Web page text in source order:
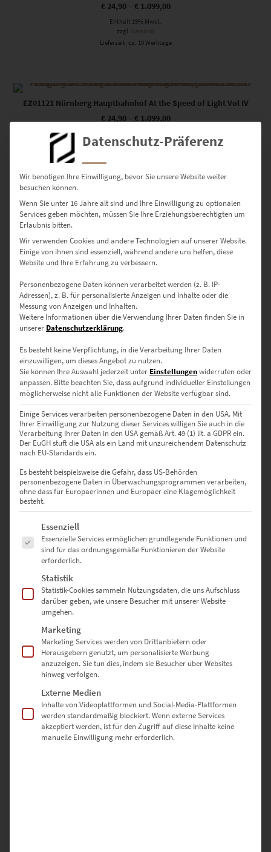
€24,90– €1.099,00
Enthält 19% Mwst.
zzgl. Versand
Lieferzeit: ca. 10 Werktage
Dieses Produkt weist mehrere Varianten auf. Die Optionen können auf der Produktseite gewählt werden
EZ01121 Nürnberg Hauptbahnhof At the Speed of Light Vol IV
€24,90– €1.099,00
zzgl. Versand
EZ01120 Nürnberg Frauentor At the Speed of Light
Enthält 19% Mwst.
zzgl.Versand
Lieferzeit: ca. 10 Werktage
Dieses Produkt weist mehrere Varianten auf. Die Optionen können auf der Produktseite gewählt werden
EZ01119 Nürnberg Bahnhofstraße At the Speed of Light
Enthält 19% Mwst.
Lieferzeit: ca. 10 Werktage
Dieses Produkt weist mehrere Varianten auf. Die Optionen können auf der Produktseite gewählt werden
EZ01118 Nürnberg Hauptbahnhof At the Speed of Light Vol III
Enthält 19% Mwst.
zzgl.
Versand
Lieferzeit: ca. 10 Werktage
EZ01116 Nürnberg Hauptbahnhof At the Speed of Light Vol II
zzgl.Versand
Lieferzeit: ca. 10 Werktage
Dieses Produkt weist mehrere Varianten auf. Die Optionen können auf der Produktseite gewählt werden
EZ01115 Nürnberg Hauptbahnhof At the Speed of Light
zzgl.Versand
Lieferzeit: ca. 10 Werktage
Datenschutz-Präferenz
Wir benötigen Ihre Einwilligung, bevor Sie unsere Website weiter
besuchen können.
Wenn Sie unter 16 Jahre alt sind und Ihre Einwilligung zu optionalen
Services geben möchten, müssen Sie Ihre Erziehungsberechtigten um
Erlaubnis bitten.
Wir verwenden Cookies und andere Technologien auf unserer Website.
Einige von ihnen sind essenziell, während andere uns helfen, diese
Website und Ihre Erfahrung zu verbessern.
Personenbezogene Daten können verarbeitet werden (z. B. IP-
Adressen), z. B. für personalisierte Anzeigen und Inhalte oder die
Messung von Anzeigen und Inhalten.
Weitere Informationen über die Verwendung Ihrer Daten finden Sie in
unserer Datenschutzerklärung.
Es besteht keine Verpflichtung, in die Verarbeitung Ihrer Daten
einzuwilligen, um dieses Angebot zu nutzen.
Sie können Ihre Auswahl jederzeit unter Einstellungenwiderrufen oder
anpassen. Bitte beachten Sie, dass aufgrund individueller Einstellungen
möglicherweise nicht alle Funktionen der Website verfügbar sind.
Einige Services verarbeiten personenbezogene Daten in den USA. Mit
Ihrer Einwilligung zur Nutzung dieser Services willigen Sie auch in die
Verarbeitung Ihrer Daten in den USA gemäß Art. 49 (1) lit. a GDPR ein.
Der EuGH stuft die USA als ein Land mit unzureichendem Datenschutz
nach EU-Standards ein.
Es besteht beispielsweise die Gefahr, dass US-Behörden
personenbezogene Daten in Überwachungsprogrammen verarbeiten,
ohne dass für Europäerinnen und Europäer eine Klagemöglichkeit
besteht.
Es folgt eine Liste der Service-Gruppen, für die eine Einwilligung
Essenziell
Essenzielle Services ermöglichen grundlegende Funktionen und
sind für das ordnungsgemäße Funktionieren der Website
erforderlich.
Statistik
Statistik-Cookies sammeln Nutzungsdaten, die uns Aufschluss
darüber geben, wie unsere Besucher mit unserer Website
umgehen.
Marketing
Marketing Services werden von Drittanbietern oder
Herausgebern genutzt, um personalisierte Werbung
anzuzeigen. Sie tun dies, indem sie Besucher über Websites
hinweg verfolgen.
Externe Medien
Inhalte von Videoplattformen und Social-Media-Plattformen
werden standardmäßig blockiert. Wenn externe Services
akzeptiert werden, ist für den Zugriff auf diese Inhalte keine
manuelle Einwilligung mehr erforderlich.